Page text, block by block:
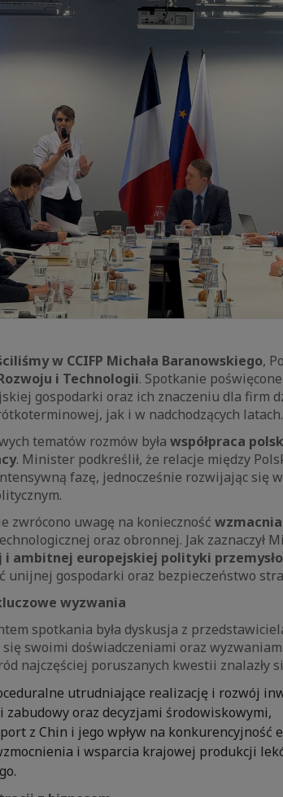
w CCIFP Michała Baranowskiego,
i Technologii. Spotkanie
gospodarki oraz ich znaczeniu dla firm
jak i w nadchodzących latach.
tematów rozmów była współpraca
. Minister podkreślił, że relacje między
fazę, jednocześnie rozwijając się
zwrócono uwagę na konieczność
oraz obronnej. Jak zaznaczył
i ambitnej europejskiej polityki
unijnej gospodarki oraz bezpieczeństwo
wyzwania
spotkania była dyskusja z
swoimi doświadczeniami oraz
najczęściej poruszanych kwestii znalazły
utrudniające realizację i rozwój
zabudowy oraz decyzjami środowiskowymi,
z Chin i jego wpływ na konkurencyjność
i wsparcia krajowej produkcji